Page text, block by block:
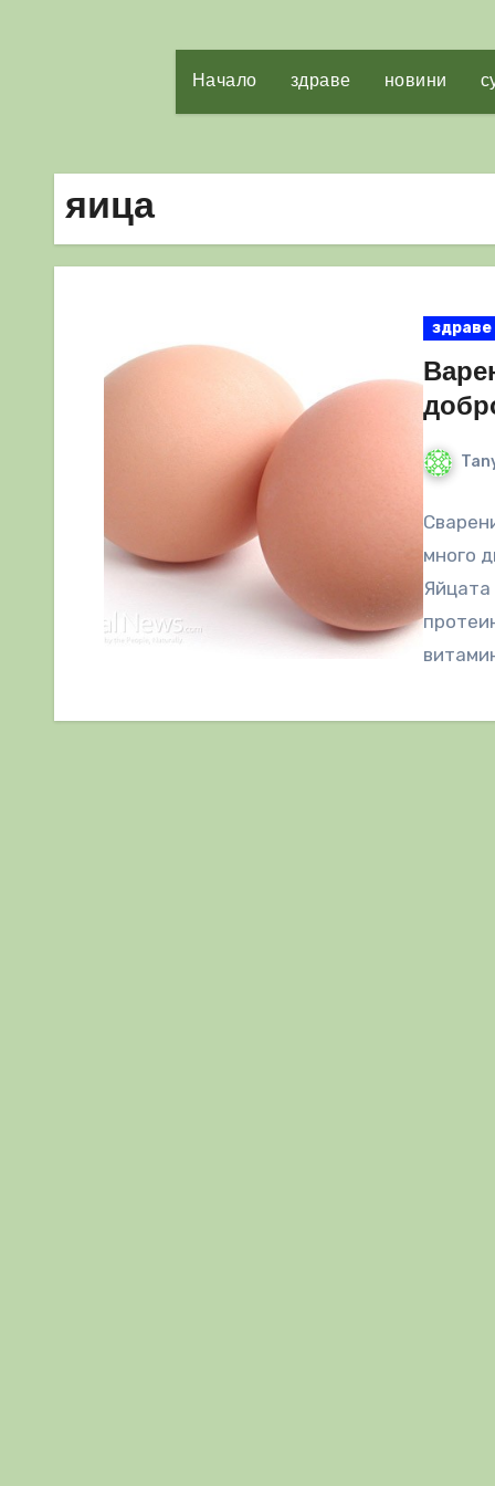
Начало здраве новини
яица
здраве
много